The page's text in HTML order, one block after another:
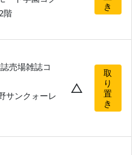
階
き
売場雑誌コ
サンクォーレ
△
取
り
置
き